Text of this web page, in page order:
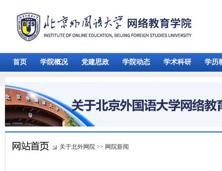
首页 学院概况 党建思政 学院动态 学术科研 学历
关于北外网院 >> 网院新闻